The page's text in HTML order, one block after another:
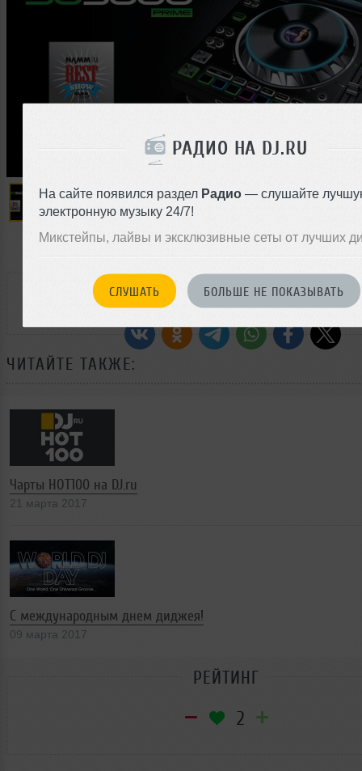
РАДИО НА DJ.RU
На сайте появился раздел Радио — слушайте
электронную музыку 24/7!
Микстейпы, лайвы и эксклюзивные сеты от лучших
СЛУШАТЬ БОЛЬШЕ НЕ ПОКАЗЫВАТЬ
РАССКАЖИ ДРУЗЬЯМ
ЧИТАЙТЕ ТАКЖЕ:
Чарты HOT100 на DJ.ru
21 марта 2017
С международным днем диджея!
09 марта 2017
РЕЙТИНГ
2